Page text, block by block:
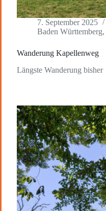
7. September 2025
Baden Württemberg,
Wanderung Kapellenweg
Längste Wanderung bisher